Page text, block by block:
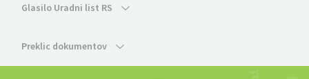
Glasilo Uradni list RS
Preklic dokumentov